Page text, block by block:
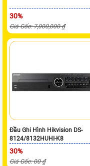
30%
Giá Gốc: 7,000,000 ₫
Đầu Ghi Hình Hikvision DS-
8124/8132HUHI-K8
30%
Giá Gốc: 00 ₫